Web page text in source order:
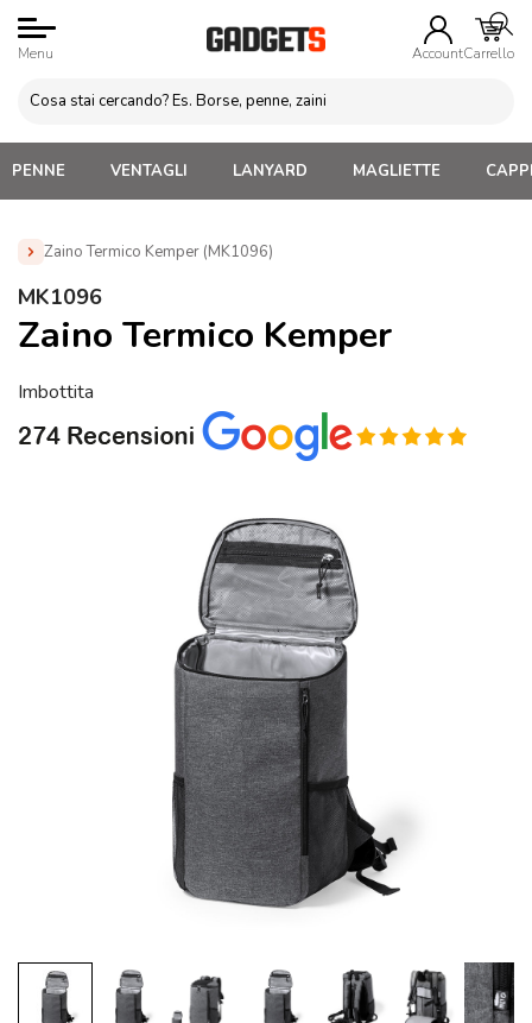
Menu AccountCarrello
PENNE VENTAGLI LANYARD MAGLIETTE
Zaino Termico Kemper (MK1096)
Home »
MK1096
Zaino Termico Kemper
Imbottita